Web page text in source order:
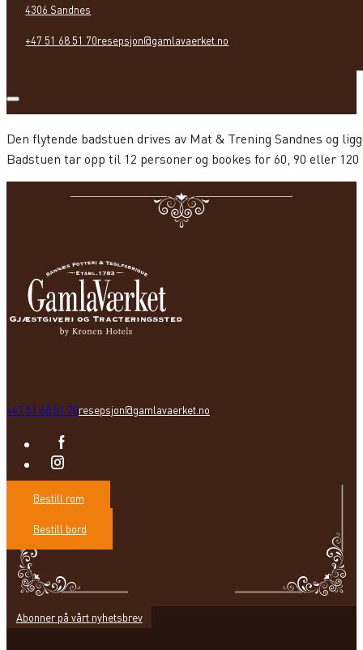
4306 Sandnes
+47 51 68 51 70resepsjon@gamlavaerket.no
Den flytende badstuen drives av Mat & Trening Sandnes og
Badstuen tar opp til 12 personer og bookes for 60, 90 eller
+47 51 68 51 70resepsjon@gamlavaerket.no
Bestill rom
Bestill bord
Abonner på vårt nyhetsbrev